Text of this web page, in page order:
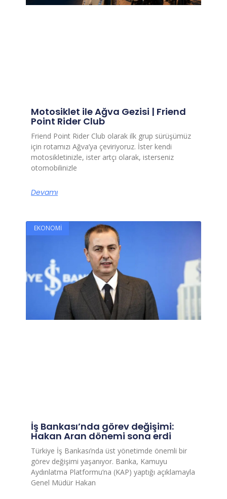
Motosiklet ile Ağva Gezisi | Friend
Point Rider Club
Friend Point Rider Club olarak ilk grup sürüşümüz
için rotamızı Ağva’ya çeviriyoruz. İster kendi
motosikletinizle, ister artçı olarak, isterseniz
otomobilinizle
Devamı
EKONOMI
İş Bankası’nda görev değişimi:
Hakan Aran dönemi sona erdi
Türkiye İş Bankası’nda üst yönetimde önemli bir
görev değişimi yaşanıyor. Banka, Kamuyu
Aydınlatma Platformu’na (KAP) yaptığı açıklamayla
Genel Müdür Hakan